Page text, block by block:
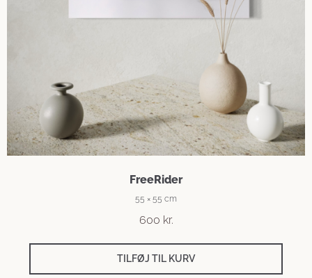
FreeRider
55 × 55 cm
600 kr.
TILFØJ TIL KURV